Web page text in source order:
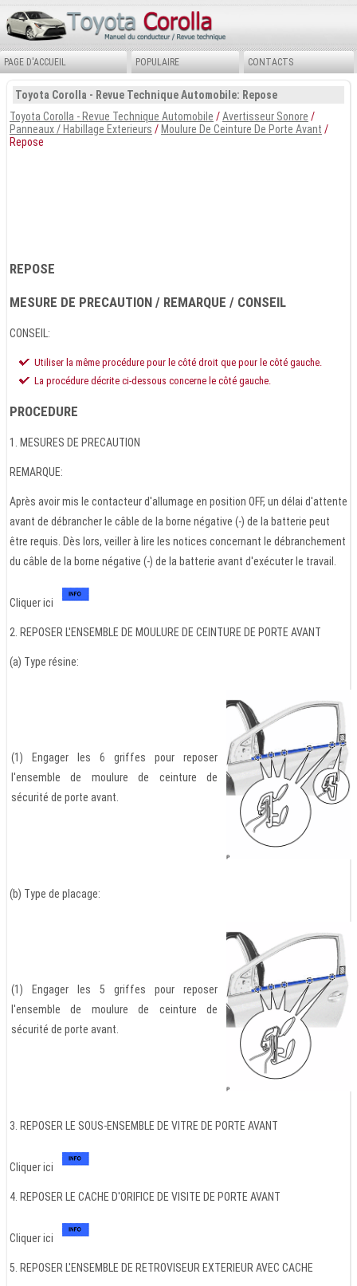
PAGE D'ACCUEIL POPULAIRE CONTACTS
Toyota Corolla - Revue Technique Automobile: Repose
Toyota Corolla - Revue Technique Automobile /Avertisseur Sonore /
Panneaux / Habillage Exterieurs /Moulure De Ceinture De Porte Avant /
Repose
REPOSE
MESURE DE PRECAUTION / REMARQUE / CONSEIL
CONSEIL:
Utiliser la même procédure pour le côté droit que pour le côté gauche.
La procédure décrite ci-dessous concerne le côté gauche.
PROCEDURE
1. MESURES DE PRECAUTION
REMARQUE:
Après avoir mis le contacteur d'allumage en position OFF, un délai d'attente
avant de débrancher le câble de la borne négative (-) de la batterie peut
être requis. Dès lors, veiller à lire les notices concernant le débranchement
du câble de la borne négative (-) de la batterie avant d'exécuter le travail.
Cliquer ici
2. REPOSER L'ENSEMBLE DE MOULURE DE CEINTURE DE PORTE AVANT
(a) Type résine:
(1) Engager les 6 griffes pour reposer
l'ensemble de moulure de ceinture de
sécurité de porte avant.
(b) Type de placage:
(1) Engager les 5 griffes pour reposer
l'ensemble de moulure de ceinture de
sécurité de porte avant.
3. REPOSER LE SOUS-ENSEMBLE DE VITRE DE PORTE AVANT
Cliquer ici
4. REPOSER LE CACHE D'ORIFICE DE VISITE DE PORTE AVANT
Cliquer ici
5. REPOSER L'ENSEMBLE DE RETROVISEUR EXTERIEUR AVEC CACHE